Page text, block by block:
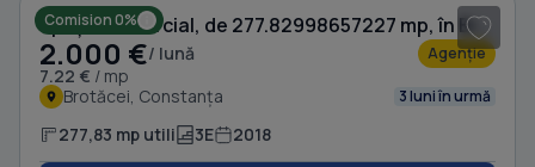
Comision 0% Spațiu comercial, de 277.82998657227 mp, în Brotăcei
2.000 €/ lună
7.22 € / mp
Agenție
Brotăcei, Constanța 3 luni în urmă
277,83 mp utili 3E 2018